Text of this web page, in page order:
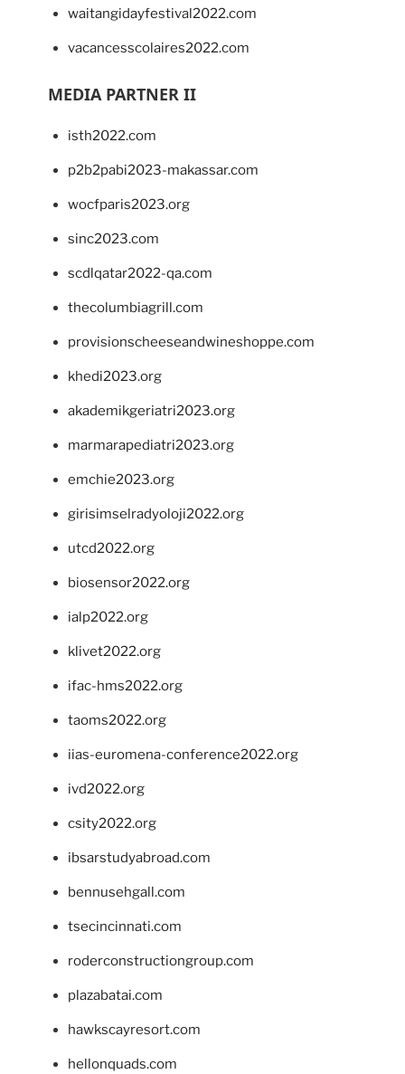
waitangidayfestival2022.com
vacancesscolaires2022.com
MEDIA PARTNER II
isth2022.com
p2b2pabi2023-makassar.com
wocfparis2023.org
sinc2023.com
scdlqatar2022-qa.com
thecolumbiagrill.com
provisionscheeseandwineshoppe.com
khedi2023.org
akademikgeriatri2023.org
marmarapediatri2023.org
emchie2023.org
girisimselradyoloji2022.org
utcd2022.org
biosensor2022.org
ialp2022.org
klivet2022.org
ifac-hms2022.org
taoms2022.org
iias-euromena-conference2022.org
ivd2022.org
csity2022.org
ibsarstudyabroad.com
bennusehgall.com
tsecincinnati.com
roderconstructiongroup.com
plazabatai.com
hawkscayresort.com
hellonquads.com